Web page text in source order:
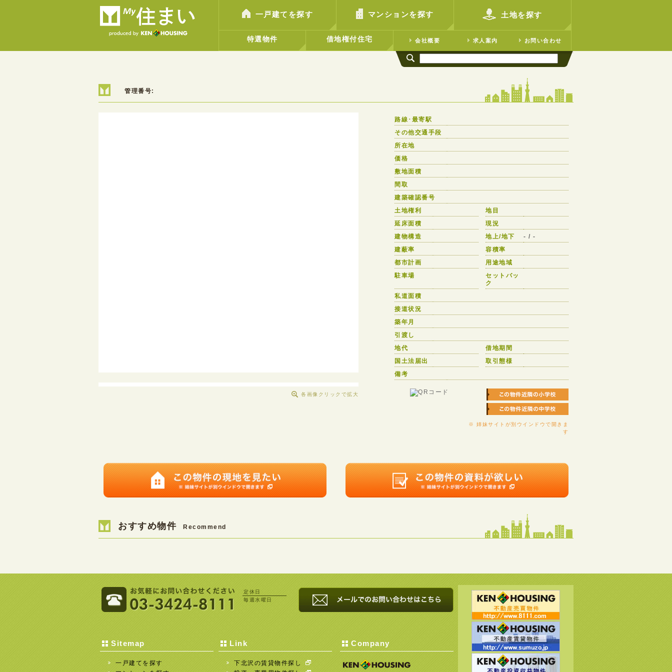
一戸建てを探す マンションを探す 土地を探す
特選物件 借地権付住宅 会社概要 求人案内 お問い合わせ
管理番号:
各画像クリックで拡大
路線･最寄駅
その他交通手段
所在地
価格
敷地面積
間取
建築確認番号
土地権利
地目
延床面積
現況
建物構造
地上/地下
- / -
建蔽率
容積率
都市計画
用途地域
駐車場
セットバッ
ク
私道面積
接道状況
築年月
引渡し
地代
借地期間
国土法届出
取引態様
備考
※ 姉妹サイトが別ウインドウで開きま
す
おすすめ物件 Recommend
定休日
毎週水曜日
Sitemap
一戸建てを探す
Link
下北沢の賃貸物件探し
Company